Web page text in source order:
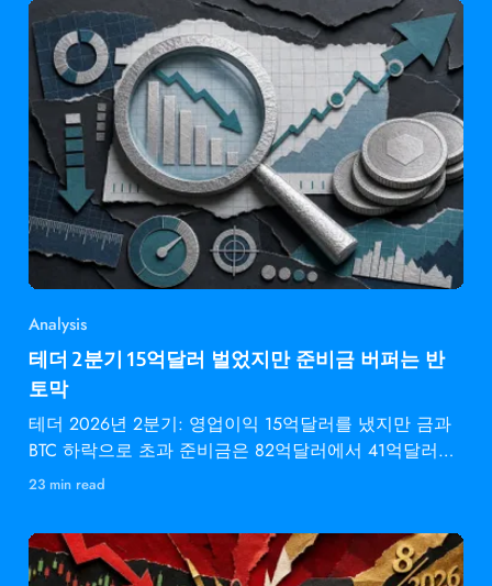
Analysis
테더 2분기 15억달러 벌었지만 준비금 버퍼는 반
토막
테더 2026년 2분기: 영업이익 15억달러를 냈지만 금과
BTC 하락으로 초과 준비금은 82억달러에서 41억달러로
감소.
23 min read